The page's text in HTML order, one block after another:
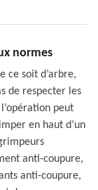
normes
ce soit d’arbre,
de respecter les
peut
en haut d’un
anti-coupure,
anti-coupure,